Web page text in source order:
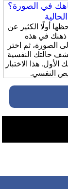
في الصورة؟
أولًا الكثير عن
في هذه
الصورة، ثم اختر
حالتك النفسية
هذا الاختبار
النفسي.